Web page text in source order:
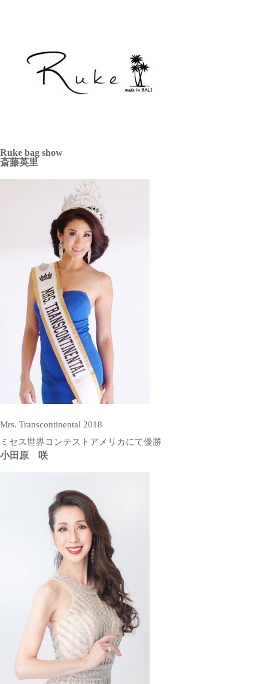
Ruke bag show
斎藤英里
Mrs. Transcontinental 2018
ミセス世界コンテストアメリカにて優勝
小田原 咲